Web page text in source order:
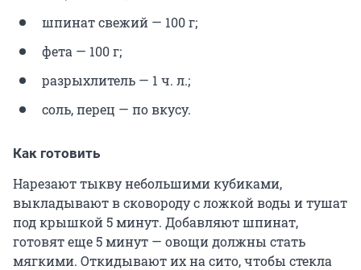
шпинат свежий — 100 г;
фета — 100 г;
разрыхлитель — 1 ч. л.;
соль, перец — по вкусу.
Как готовить
Нарезают тыкву небольшими кубиками,
выкладывают в сковороду с ложкой воды и тушат
под крышкой 5 минут. Добавляют шпинат,
готовят еще 5 минут — овощи должны стать
мягкими. Откидывают их на сито, чтобы стекла